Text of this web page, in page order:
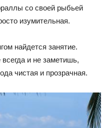
со своей рыбьей
изумительная.
найдется занятие.
и не заметишь,
чистая и прозрачная.